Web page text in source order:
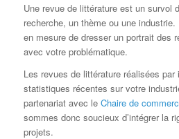
Une revue de littérature est un survol
recherche, un thème ou une
en mesure de dresser un portrait des
avec votre problématique.
Les revues de littérature réalisées
statistiques récentes sur votre
partenariat avec leChaire de
sommes donc soucieux d’intégrer la
projets.